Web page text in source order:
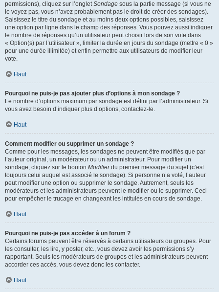
permissions), cliquez sur l’ongletSondage sous la partie message (si vous ne
le voyez pas, vous n’avez probablement pas le droit de créer des sondages).
Saisissez le titre du sondage et au moins deux options possibles, saisissez
une option par ligne dans le champ des réponses. Vous pouvez aussi indiquer
le nombre de réponses qu’un utilisateur peut choisir lors de son vote dans
« Option(s) par l’utilisateur », limiter la durée en jours du sondage (mettre « 0 »
pour une durée illimitée) et enfin permettre aux utilisateurs de modifier leur
vote.
Haut
Pourquoi ne puis-je pas ajouter plus d’options à mon sondage ?
Le nombre d’options maximum par sondage est défini par l’administrateur. Si
vous avez besoin d’indiquer plus d’options, contactez-le.
Haut
Comment modifier ou supprimer un sondage ?
Comme pour les messages, les sondages ne peuvent être modifiés que par
l’auteur original, un modérateur ou un administrateur. Pour modifier un
sondage, cliquez sur le bouton Modifierdu premier message du sujet (c’est
toujours celui auquel est associé le sondage). Si personne n’a voté, l’auteur
peut modifier une option ou supprimer le sondage. Autrement, seuls les
modérateurs et les administrateurs peuvent le modifier ou le supprimer. Ceci
pour empêcher le trucage en changeant les intitulés en cours de sondage.
Haut
Pourquoi ne puis-je pas accéder à un forum ?
Certains forums peuvent être réservés à certains utilisateurs ou groupes. Pour
les consulter, les lire, y poster, etc., vous devez avoir les permissions s’y
rapportant. Seuls les modérateurs de groupes et les administrateurs peuvent
accorder ces accès, vous devez donc les contacter.
Haut